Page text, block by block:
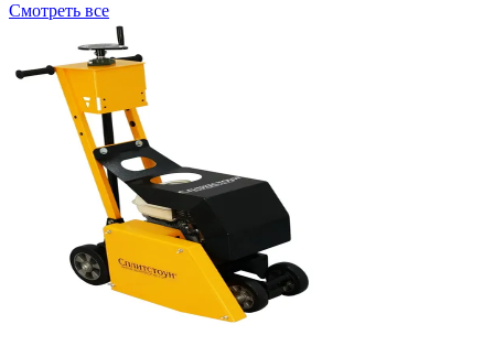
Смотреть все